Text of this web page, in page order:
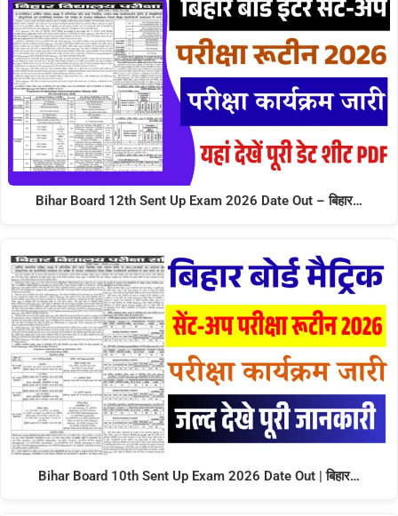
Bihar Board 12th Sent Up Exam 2026 Date Out – बिहार…
Bihar Board 10th Sent Up Exam 2026 Date Out | बिहार…